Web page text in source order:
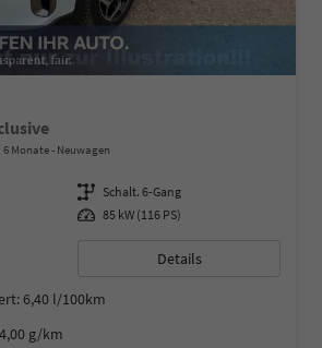
6 Monate Neuwagen
Getriebe Schalt. 6-Gang
Leistung 85 kW (116 PS)
Details
6,40 l/100km
g/km